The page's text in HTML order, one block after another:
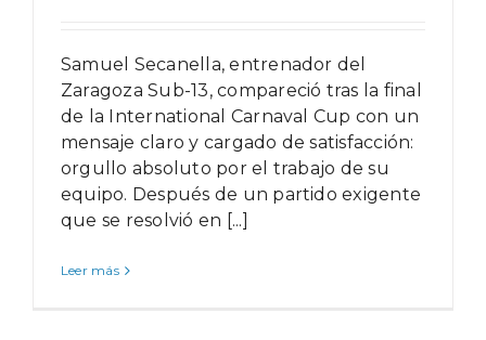
Samuel Secanella, entrenador del
Zaragoza Sub-13, compareció tras la final
de la International Carnaval Cup con un
mensaje claro y cargado de satisfacción:
orgullo absoluto por el trabajo de su
equipo. Después de un partido exigente
que se resolvió en [...]
Leer más